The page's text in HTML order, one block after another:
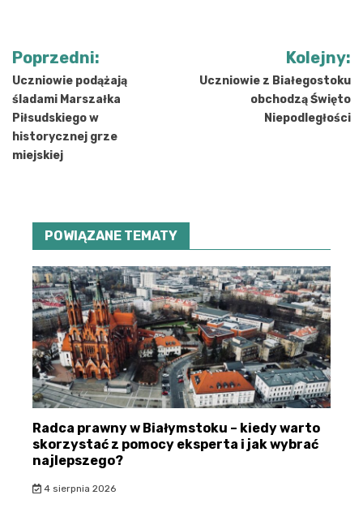
Nawigacja
wpisu
Poprzedni:
Uczniowie podążają
śladami Marszałka
Piłsudskiego w
historycznej grze
miejskiej
Kolejny:
Uczniowie z Białegostoku
obchodzą Święto
Niepodległości
POWIĄZANE TEMATY
Radca prawny w Białymstoku – kiedy warto
skorzystać z pomocy eksperta i jak wybrać
najlepszego?
4 sierpnia 2026